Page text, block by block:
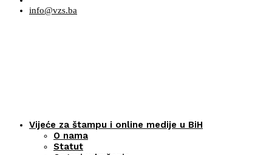
info@vzs.ba
Vijeće za štampu i online medije u BiH
O nama
Statut